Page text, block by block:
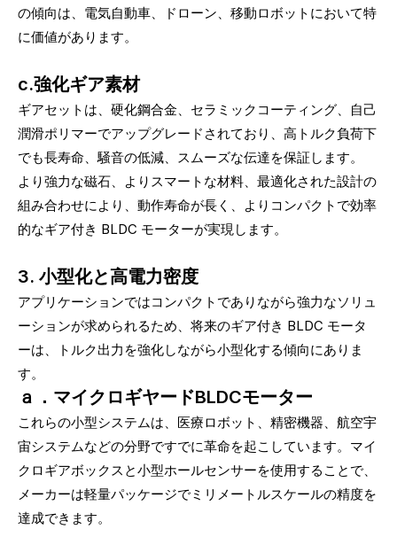
の傾向は、電気自動車、ドローン、移動ロボットにおいて特
に価値があります。
c.強化ギア素材
ギアセットは、硬化鋼合金、セラミックコーティング、自己
潤滑ポリマーでアップグレードされており、高トルク負荷下
でも長寿命、騒音の低減、スムーズな伝達を保証します。
より強力な磁石、よりスマートな材料、最適化された設計の
組み合わせにより、動作寿命が長く、よりコンパクトで効率
的なギア付き BLDC モーターが実現します。
3. 小型化と高電力密度
アプリケーションではコンパクトでありながら強力なソリュ
ーションが求められるため、将来のギア付き BLDC モータ
ーは、トルク出力を強化しながら小型化する傾向にありま
す。
ａ．マイクロギヤードBLDCモーター
これらの小型システムは、医療ロボット、精密機器、航空宇
宙システムなどの分野ですでに革命を起こしています。マイ
クロギアボックスと小型ホールセンサーを使用することで、
メーカーは軽量パッケージでミリメートルスケールの精度を
達成できます。